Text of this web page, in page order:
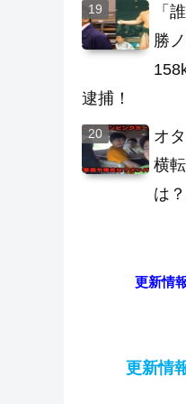
「
勝
逮捕！
オ
横
は
更新情
更新情